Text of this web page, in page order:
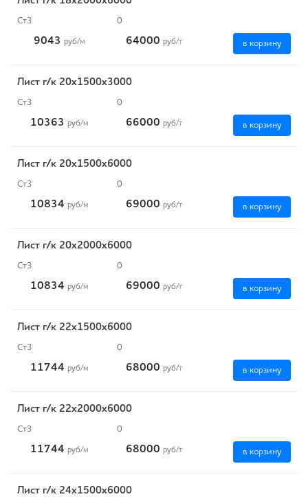
Ст3 0
9043 руб/м 64000 руб/т в корзину
Лист г/к 20х1500х3000
Ст3 0
10363 руб/м 66000 руб/т в корзину
Лист г/к 20х1500х6000
Ст3 0
10834 руб/м 69000 руб/т в корзину
Лист г/к 20х2000х6000
Ст3 0
10834 руб/м 69000 руб/т в корзину
Лист г/к 22х1500х6000
Ст3 0
11744 руб/м 68000 руб/т в корзину
Лист г/к 22х2000х6000
Ст3 0
11744 руб/м 68000 руб/т в корзину
Лист г/к 24х1500х6000